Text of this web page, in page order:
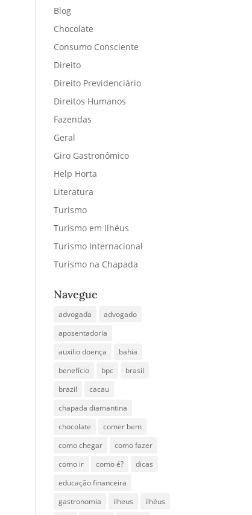
Blog
Chocolate
Consumo Consciente
Direito
Direito Previdenciário
Direitos Humanos
Fazendas
Geral
Giro Gastronômico
Help Horta
Literatura
Turismo
Turismo em Ilhéus
Turismo Internacional
Turismo na Chapada
Navegue
advogada
advogado
aposentadoria
auxilio doença
bahia
benefício
bpc
brasil
brazil
cacau
chapada diamantina
chocolate
comer bem
como chegar
como fazer
como ir
como é?
dicas
educação financeira
gastronomia
ilheus
ilhéus